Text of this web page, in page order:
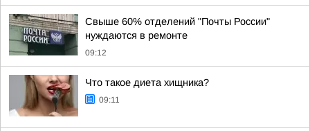
Свыше 60% отделений "Почты России"
нуждаются в ремонте
09:12
Что такое диета хищника?
09:11